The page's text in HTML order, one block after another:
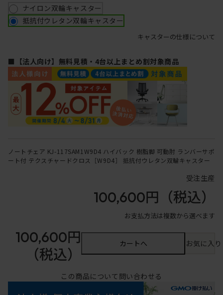
ナイロン双輪キャスター
抵抗付ウレタン双輪キャスター
キャスターの仕様について
■【法人向け】無料見積・4台以上まとめ割対象商品
ノートチェア KJ-117SAM1W9D4 ハイバック 樹脂脚 可動肘 ランバーサポ
ート付 テクスチャードクロス［W9D4］ 抵抗付ウレタン双輪キャスター
受注生産
100,600円 （税込）
お支払方法は複数から選べます
100,600円
（税込）
カートへ お気に入
この商品について問い合わせる